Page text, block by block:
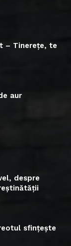
– Tinerețe, te
aur
despre
sfințește